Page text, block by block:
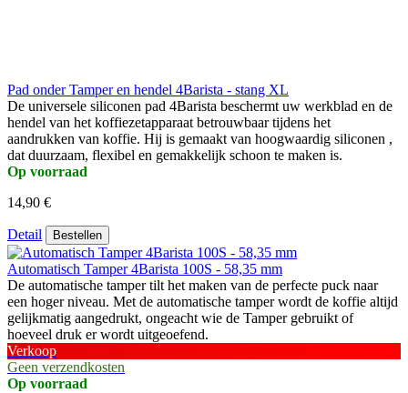
Pad onder Tamper en hendel 4Barista - stang XL
De universele siliconen pad 4Barista beschermt uw werkblad en de
hendel van het koffiezetapparaat betrouwbaar tijdens het
aandrukken van koffie. Hij is gemaakt van hoogwaardig siliconen ,
dat duurzaam, flexibel en gemakkelijk schoon te maken is.
Op voorraad
14,90 €
Detail Bestellen
Automatisch Tamper 4Barista 100S - 58,35 mm
De automatische tamper tilt het maken van de perfecte puck naar
een hoger niveau. Met de automatische tamper wordt de koffie altijd
gelijkmatig aangedrukt, ongeacht wie de Tamper gebruikt of
hoeveel druk er wordt uitgeoefend.
Verkoop
Geen verzendkosten
Op voorraad